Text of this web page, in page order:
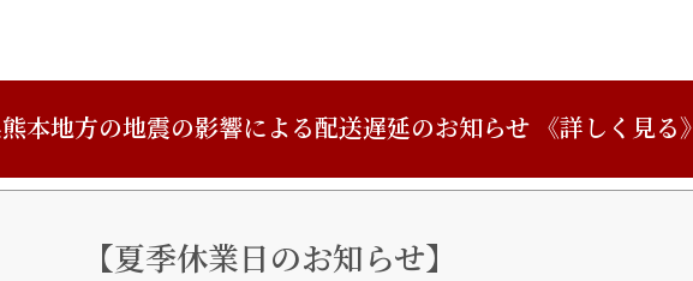
本地方の地震の影響による配送遅延のお知らせ 《詳しく見る》
【夏季休業日のお知らせ】